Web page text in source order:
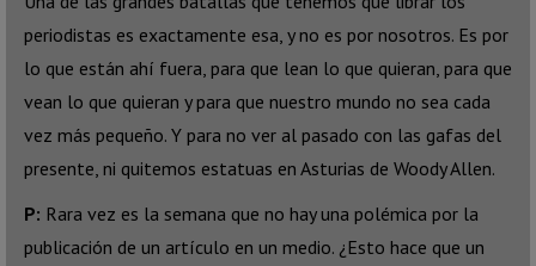
periodistas es exactamente esa, y no es por nosotros. Es por
lo que están ahí fuera, para que lean lo que quieran, para que
vean lo que quieran y para que nuestro mundo no sea cada
vez más pequeño. Y para no ver al pasado con las gafas del
presente, ni quitemos estatuas en Asturias de Woody Allen.
P: Rara vez es la semana que no hay una polémica por la
publicación de un artículo en un medio. ¿Esto hace que un